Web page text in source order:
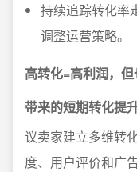
持续追踪转化率
调整运营策略。
高转化=高利润，
带来的短期转化提
议卖家建立多维转
度、用户评价和广